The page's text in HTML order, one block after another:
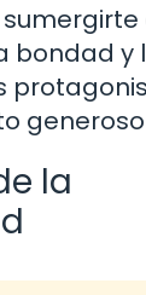
bondad y
la